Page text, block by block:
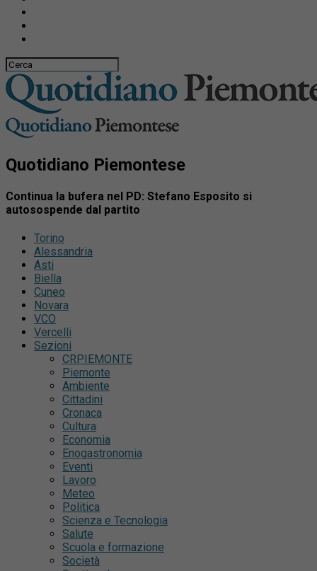
Quotidiano Piemontese
Continua la bufera nel PD: Stefano Esposito si
autosospende dal partito
Torino
Alessandria
Asti
Biella
Cuneo
Novara
VCO
Vercelli
Sezioni
CRPIEMONTE
Piemonte
Ambiente
Cittadini
Cronaca
Cultura
Economia
Enogastronomia
Eventi
Lavoro
Meteo
Politica
Scienza e Tecnologia
Salute
Scuola e formazione
Società